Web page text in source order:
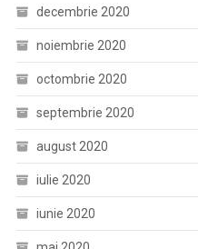
decembrie 2020
noiembrie 2020
octombrie 2020
septembrie 2020
august 2020
iulie 2020
iunie 2020